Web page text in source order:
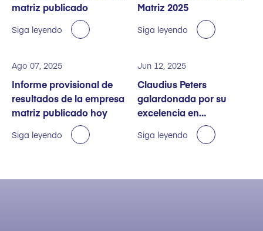
matriz publicado
Siga leyendo
Matriz 2025
Siga leyendo
Ago 07, 2025
Informe provisional de
resultados de la empresa
matriz publicado hoy
Siga leyendo
Jun 12, 2025
Claudius Peters
galardonada por su
excelencia en
sostenibilidad
Siga leyendo